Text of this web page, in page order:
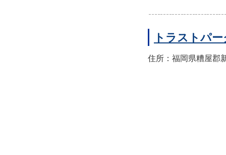
トラストパ
住所：福岡県糟屋郡